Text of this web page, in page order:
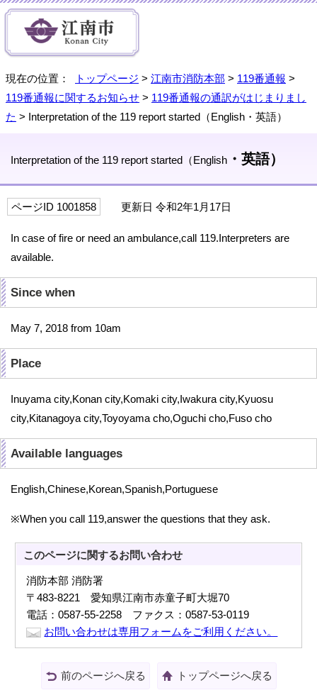
現在の位置： トップページ > 江南市消防本部 > 119番通報 >
119番通報に関するお知らせ > 119番通報の通訳がはじまりまし
た > Interpretation of the 119 report started（English ・英語）
Interpretation of the 119 report started（English ・英語）
ページID 1001858 更新日 令和2年1月17日
In case of fire or need an ambulance,call 119.Interpreters are
available.
Since when
May 7, 2018 from 10am
Place
Inuyama city,Konan city,Komaki city,Iwakura city,Kyuosu
city,Kitanagoya city,Toyoyama cho,Oguchi cho,Fuso cho
Available languages
English,Chinese,Korean,Spanish,Portuguese
※When you call 119,answer the questions that they ask.
このページに関するお問い合わせ
消防本部 消防署
〒483-8221 愛知県江南市赤童子町大堀70
電話：0587-55-2258 ファクス：0587-53-0119
お問い合わせは専用フォームをご利用ください。
前のページへ戻る トップページへ戻る